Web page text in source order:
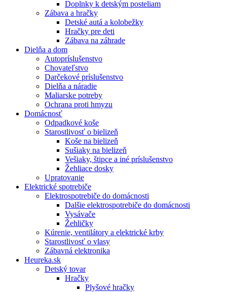
Doplnky k detským posteliam
Zábava a hračky
Detské autá a kolobežky
Hračky pre deti
Zábava na záhrade
Dielňa a dom
Autopríslušenstvo
Chovateľstvo
Darčekové príslušenstvo
Dielňa a náradie
Maliarske potreby
Ochrana proti hmyzu
Domácnosť
Odpadkové koše
Starostlivosť o bielizeň
Koše na bielizeň
Sušiaky na bielizeň
Vešiaky, štipce a iné príslušenstvo
Žehliace dosky
Upratovanie
Elektrické spotrebiče
Elektrospotrebiče do domácnosti
Dalšie elektrospotrebiče do domácnosti
Vysávače
Žehličky
Kúrenie, ventilátory a elektrické krby
Starostlivosť o vlasy
Zábavná elektronika
Heureka.sk
Detský tovar
Hračky
Plyšové hračky